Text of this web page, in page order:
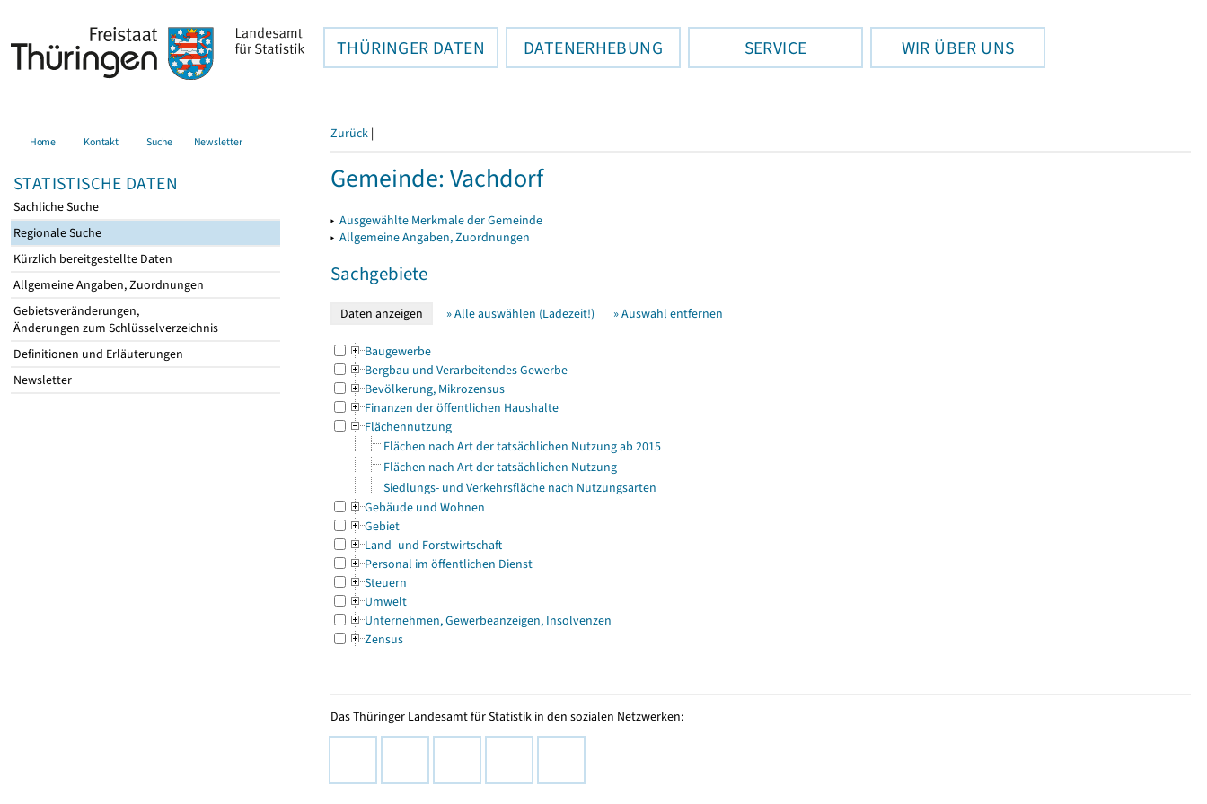
THÜRINGER DATEN DATENERHEBUNG SERVICE WIR ÜBER UNS
Home Kontakt Suche Newsletter
STATISTISCHE DATEN
Sachliche Suche
Regionale Suche
Kürzlich bereitgestellte Daten
Allgemeine Angaben, Zuordnungen
Gebietsveränderungen,
Änderungen zum Schlüsselverzeichnis
Definitionen und Erläuterungen
Newsletter
Zurück |
Gemeinde: Vachdorf
▸ Ausgewählte Merkmale der Gemeinde
▸ Allgemeine Angaben, Zuordnungen
Sachgebiete
» Alle auswählen (Ladezeit!) » Auswahl entfernen
Baugewerbe
Bergbau und Verarbeitendes Gewerbe
Bevölkerung, Mikrozensus
Finanzen der öffentlichen Haushalte
Flächennutzung
Flächen nach Art der tatsächlichen Nutzung ab 2015
Flächen nach Art der tatsächlichen Nutzung
Siedlungs- und Verkehrsfläche nach Nutzungsarten
Gebäude und Wohnen
Gebiet
Land- und Forstwirtschaft
Personal im öffentlichen Dienst
Steuern
Umwelt
Unternehmen, Gewerbeanzeigen, Insolvenzen
Zensus
Das Thüringer Landesamt für Statistik in den sozialen Netzwerken: